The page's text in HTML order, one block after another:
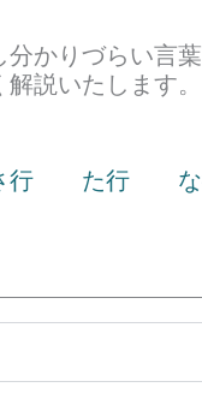
かりづらい言葉
説いたします。
行 た行